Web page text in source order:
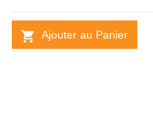
Ajouter au Panier